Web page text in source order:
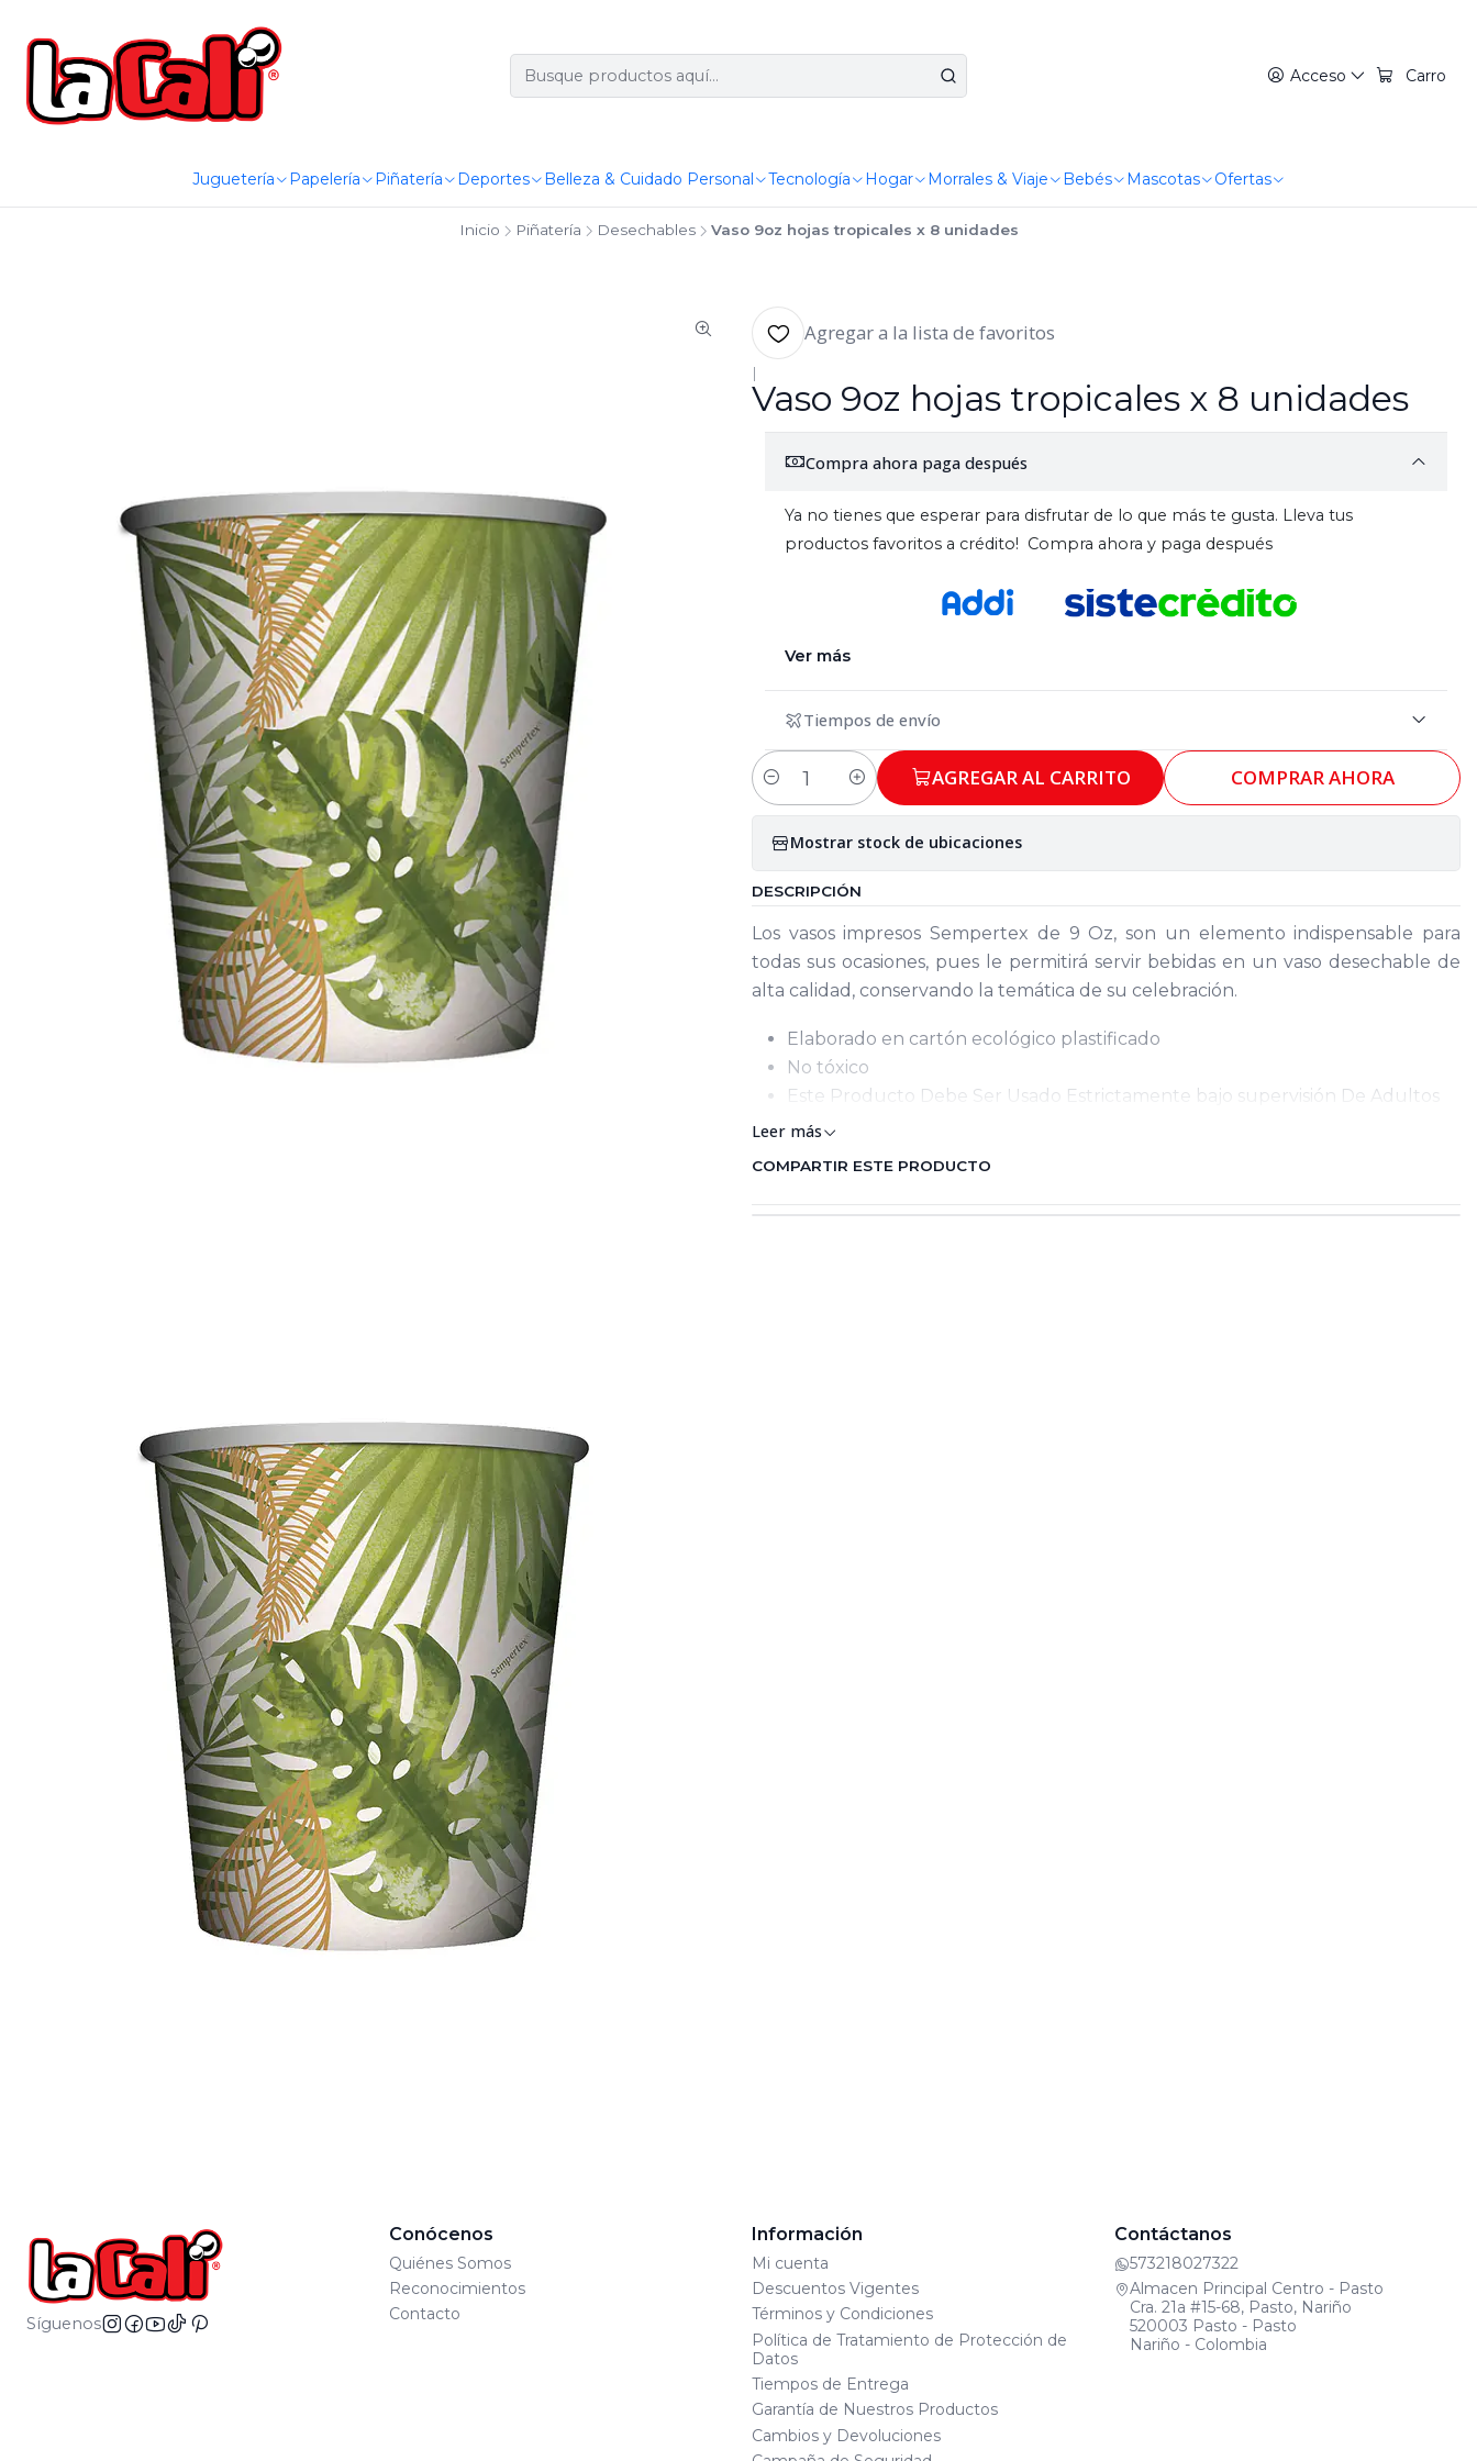
Acceso Carro
Juguetería Papelería Piñatería Deportes Belleza & Cuidado Personal Tecnología Hogar Morrales & Viaje Bebés Mascotas Ofertas
Inicio Piñatería Desechables Vaso 9oz hojas tropicales x 8 unidades
Agregar a la lista de favoritos
|
Vaso 9oz hojas tropicales x 8 unidades
Compra ahora paga después
Ya no tienes que esperar para disfrutar de lo que más te gusta. Lleva tus
productos favoritos a crédito! Compra ahora y paga después
Ver más
Tiempos de envío
Cantidad AGREGAR AL CARRITO COMPRAR AHORA
Mostrar stock de ubicaciones
DESCRIPCIÓN
Los vasos impresos Sempertex de 9 Oz, son un elemento indispensable para
todas sus ocasiones, pues le permitirá servir bebidas en un vaso desechable de
alta calidad, conservando la temática de su celebración.
Elaborado en cartón ecológico plastificado
No tóxico
Este Producto Debe Ser Usado Estrictamente bajo supervisión De Adultos
Leer más
COMPARTIR ESTE PRODUCTO
Síguenos
Conócenos
Quiénes Somos
Reconocimientos
Contacto
Información
Mi cuenta
Descuentos Vigentes
Términos y Condiciones
Política de Tratamiento de Protección de
Datos
Tiempos de Entrega
Garantía de Nuestros Productos
Cambios y Devoluciones
Contáctanos
573218027322
Almacen Principal Centro - Pasto
Cra. 21a #15-68, Pasto, Nariño
520003 Pasto - Pasto
Nariño - Colombia